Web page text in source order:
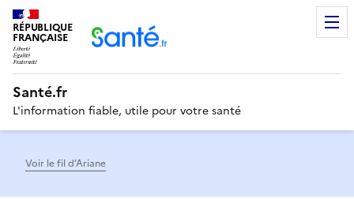
RÉPUBLIQUE
FRANÇAISE
Santé.fr
L'information fiable, utile pour votre santé
Voir le fil d’Ariane